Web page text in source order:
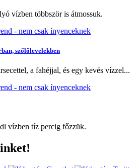
vízben többször is átmossuk.
szőlőlevelekben
a fahéjjal, és egy kevés vízzel...
vízben tíz percig főzzük.